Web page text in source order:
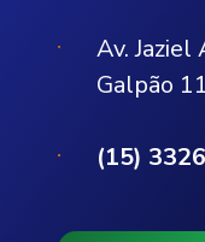
Av.
Galpão
(15)